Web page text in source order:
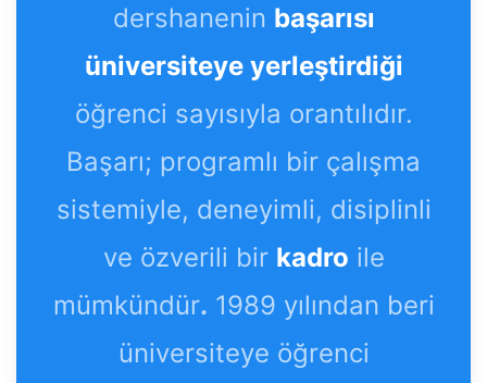
dershanenin başarısı
üniversiteye yerleştirdiği
öğrenci sayısıyla orantılıdır.
Başarı; programlı bir çalışma
sistemiyle, deneyimli, disiplinli
ve özverili bir kadro ile
mümkündür. 1989 yılından beri
üniversiteye öğrenci